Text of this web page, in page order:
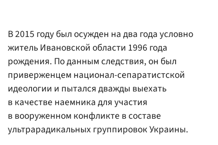
В 2015 году был осужден на два года условно
житель Ивановской области 1996 года
рождения. По данным следствия, он был
приверженцем национал-сепаратистской
идеологии и пытался дважды выехать
в качестве наемника для участия
в вооруженном конфликте в составе
ультрарадикальных группировок Украины.